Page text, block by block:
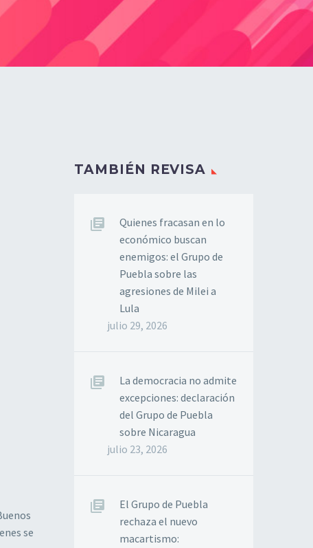
se
TAMBIÉN REVISA
Quienes fracasan en lo
económico buscan
enemigos: el Grupo de
Puebla sobre las
agresiones de Milei a
Lula
julio 29, 2026
La democracia no admite
excepciones: declaración
del Grupo de Puebla
sobre Nicaragua
julio 23, 2026
El Grupo de Puebla
rechaza el nuevo
macartismo: